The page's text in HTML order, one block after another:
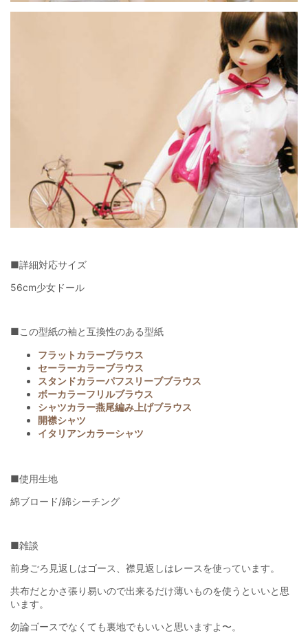
■詳細対応サイズ
56cm少女ドール
■この型紙の袖と互換性のある型紙
フラットカラーブラウス
セーラーカラーブラウス
スタンドカラーパフスリーブブラウス
ボーカラーフリルブラウス
シャツカラー燕尾編み上げブラウス
開襟シャツ
イタリアンカラーシャツ
■使用生地
綿ブロード/綿シーチング
■雑談
前身ごろ見返しはゴース、襟見返しはレースを使っています。
共布だとかさ張り易いので出来るだけ薄いものを使うといいと思
います。
勿論ゴースでなくても裏地でもいいと思いますよ〜。